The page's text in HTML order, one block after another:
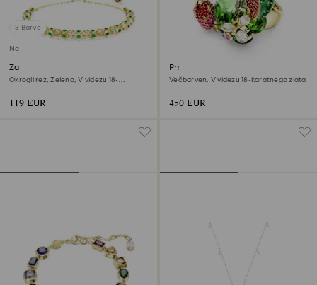
3 Barve
Na voljo ekskluzivno na spletu
Zapestnica Dextera
Okrogli rez, Zelena, V videzu 18-
119 EUR
Prstan z motivom Idyllia
Večbarven, V videzu 18-karatnega zlata
450 EUR